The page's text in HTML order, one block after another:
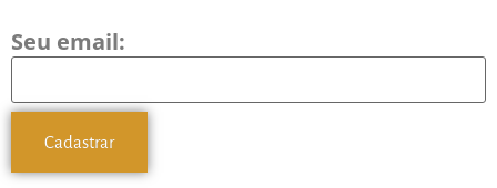
Seu email: